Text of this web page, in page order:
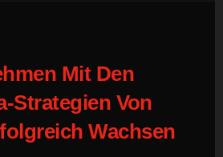
Mit Den
Strategien Von
Wachsen